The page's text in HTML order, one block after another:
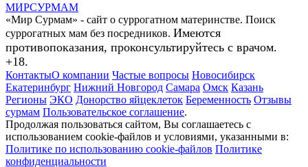
МИРСУРМАМ
«Мир Сурмам» - сайт о суррогатном материнстве. Поиск
суррогатных мам без посредников. Имеются
противопоказания, проконсультируйтесь с врачом.
+18.
КонтактыО компании Частые вопросы Новосибирск
Екатеринбург Нижний Новгород Самара Омск Казань
Регионы ЭКО Донорство яйцеклеток Беременность Отзывы
сурмам Пользовательское соглашение.
Продолжая пользоваться сайтом, Вы соглашаетесь с
использованием cookie-файлов и условиями, указанными в:
Политике по использованию cookie-файлов Политике
конфиденциальности